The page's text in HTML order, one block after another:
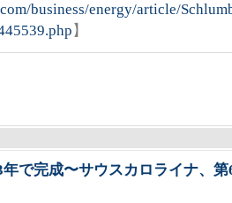
business/energy/article/
】
で完成〜サウスカロライナ、第